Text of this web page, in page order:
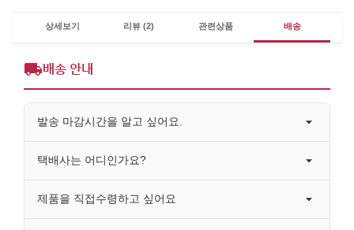
상세보기 리뷰 (2) 관련상품 배송
배송 안내
발송 마감시간을 알고 싶어요.
택배사는 어디인가요?
제품을 직접수령하고 싶어요